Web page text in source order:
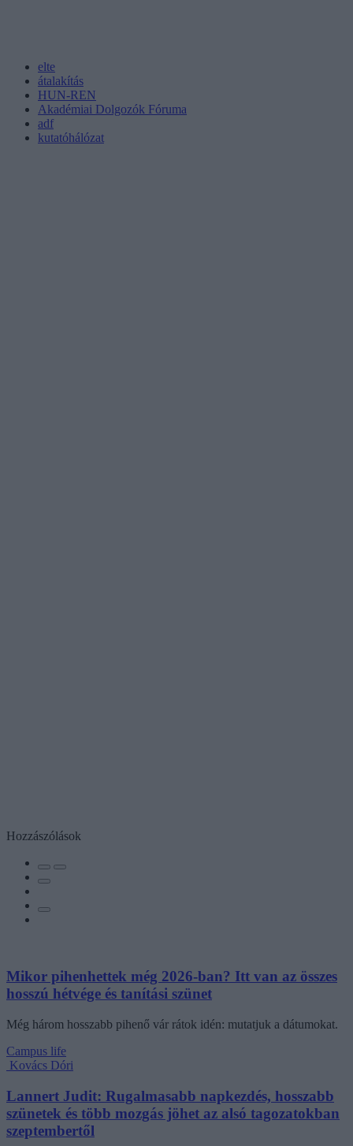
elte
átalakítás
HUN-REN
Akadémiai Dolgozók Fóruma
adf
kutatóhálózat
Hozzászólások
Mikor pihenhettek még 2026-ban? Itt van az összes
hosszú hétvége és tanítási szünet
Még három hosszabb pihenő vár rátok idén: mutatjuk a dátumokat.
Campus life
Kovács Dóri
Lannert Judit: Rugalmasabb napkezdés, hosszabb
szünetek és több mozgás jöhet az alsó tagozatokban
szeptembertől